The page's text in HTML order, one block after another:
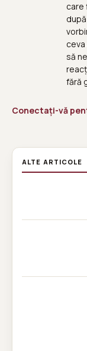
care
să
fără
Conectați-vă
ALTE ARTICOLE